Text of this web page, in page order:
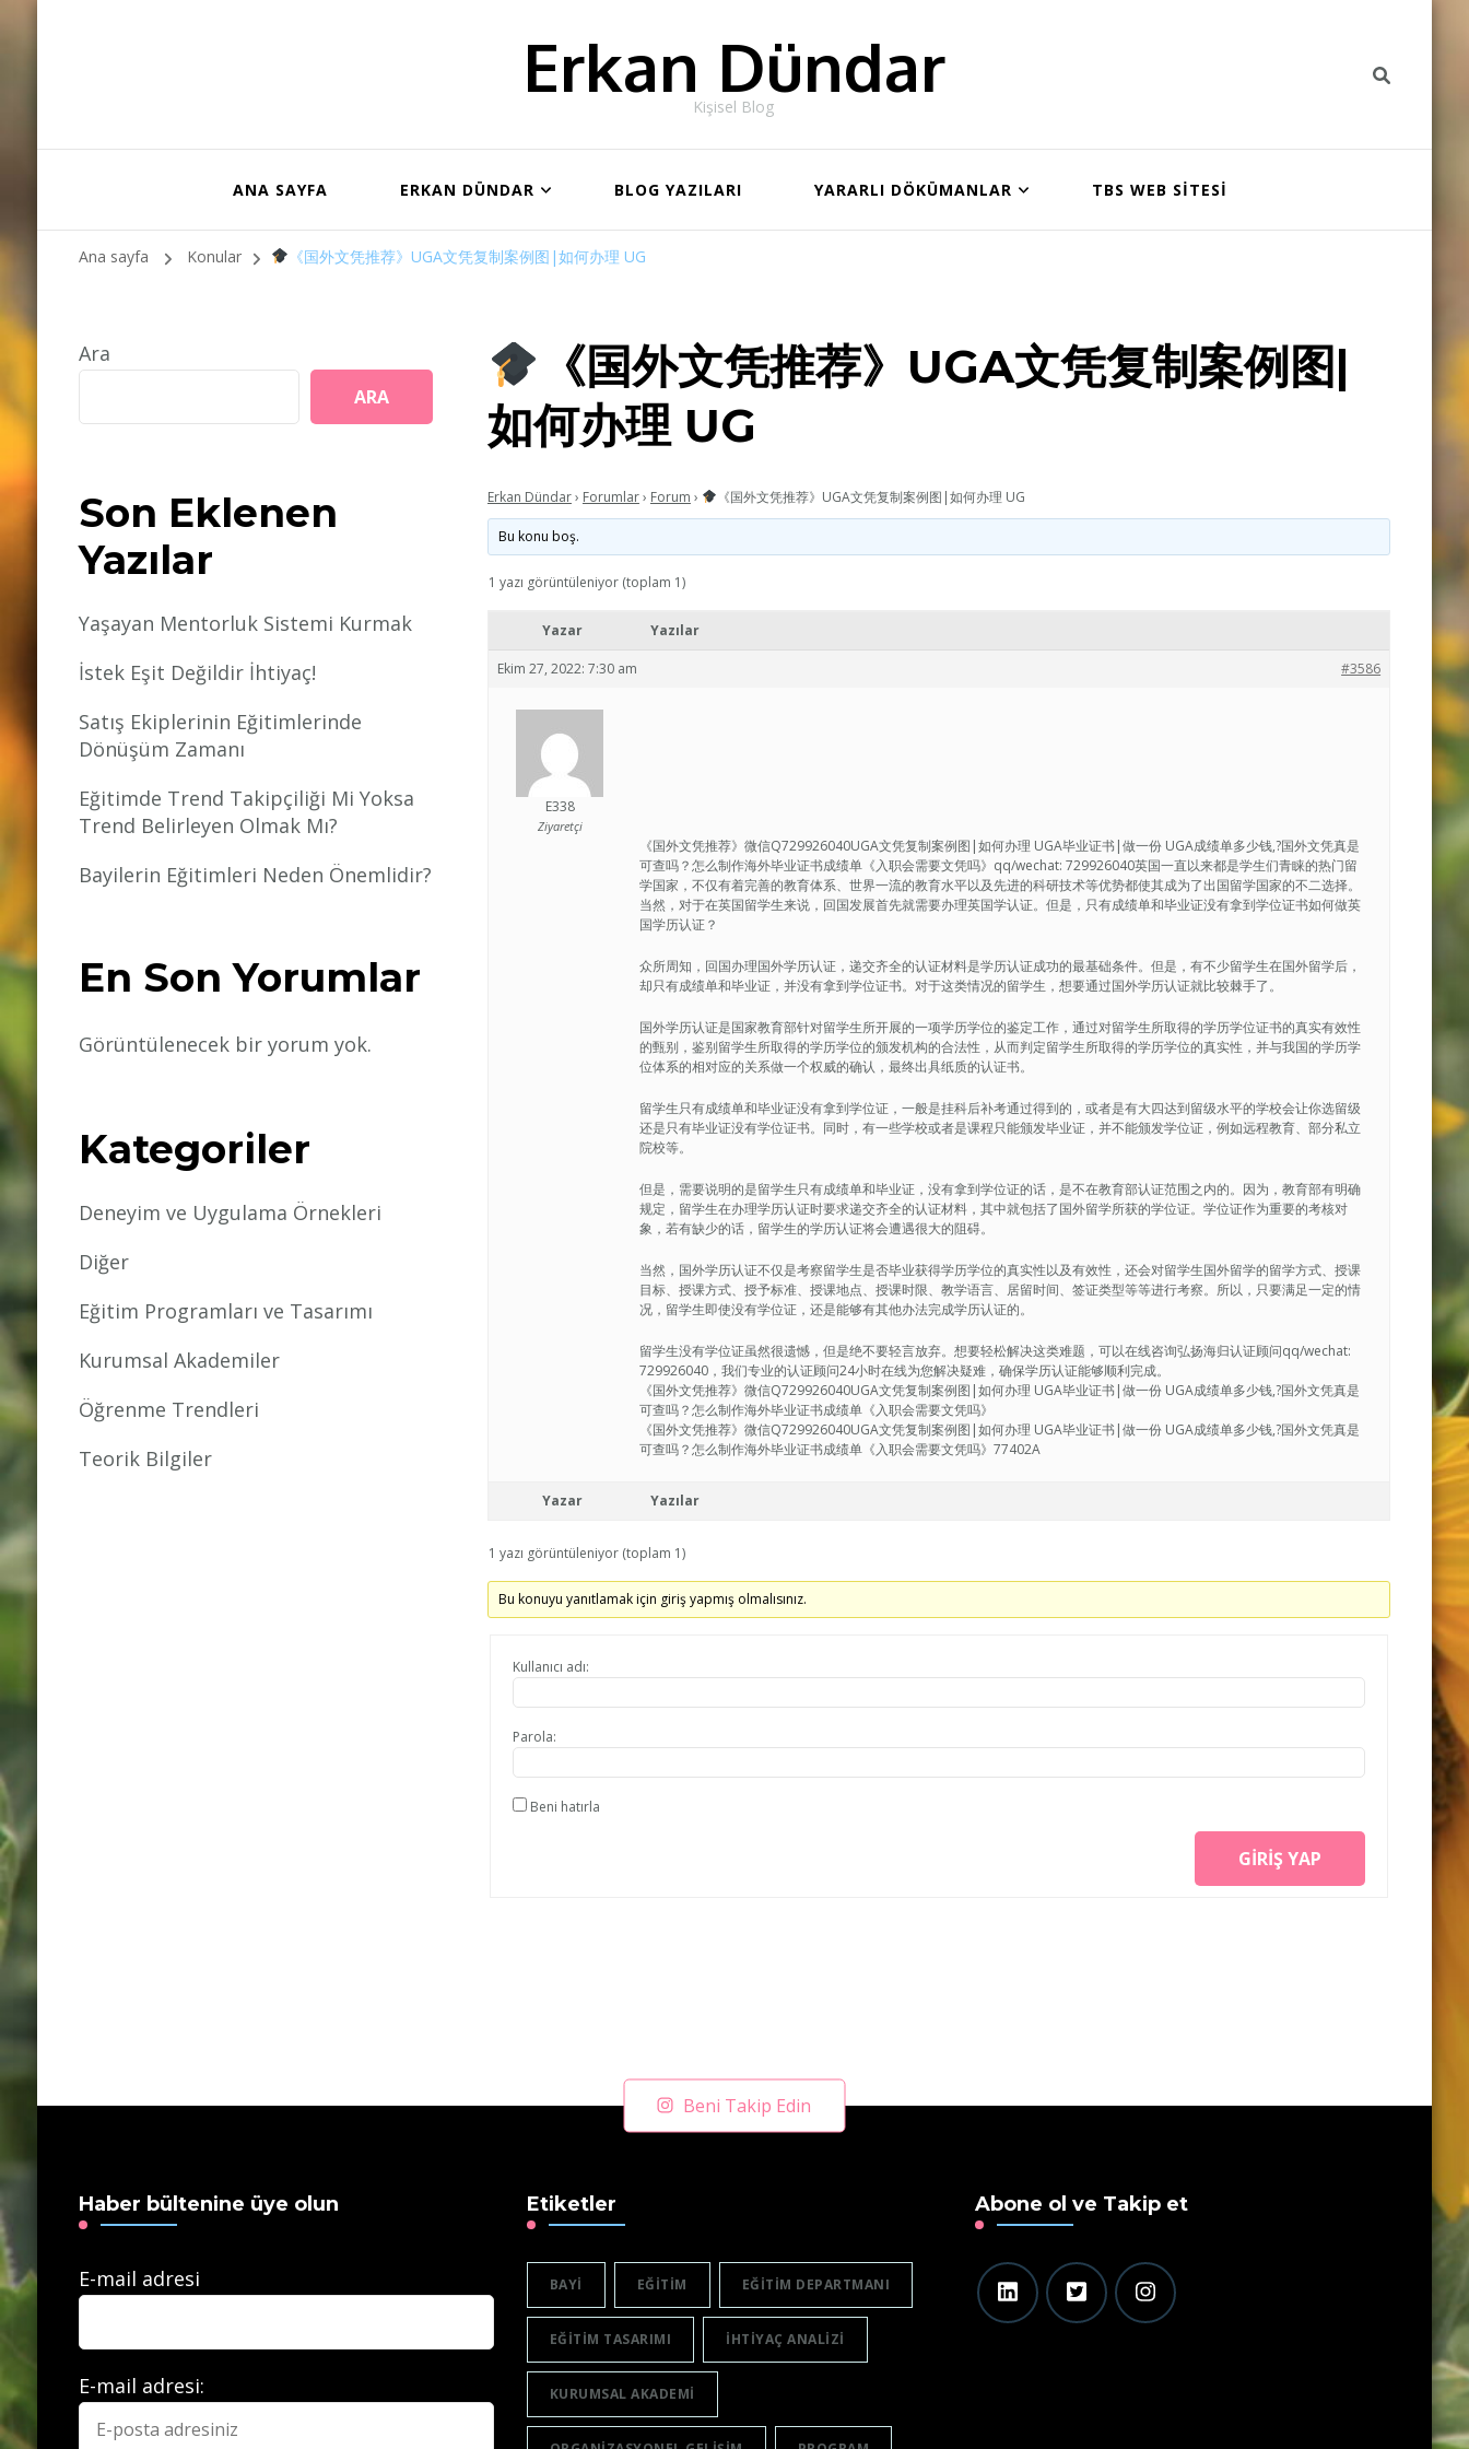
Erkan Dündar
Kişisel Blog
ANA SAYFA ERKAN DÜNDAR BLOG YAZILARI YARARLI DÖKÜMANLAR TBS WEB SİTESİ
Ana sayfa Konular 《国外文凭推荐》UGA文凭复制案例图|如何办理 UG
《国外文凭推荐》UGA文凭复制案例图|
如何办理 UG
Erkan Dündar› Forumlar› Forum › 《国外文凭推荐》UGA文凭复制案例图|如何办理 UG
Bu konu boş.
1 yazı görüntüleniyor (toplam 1)
Yazar Yazılar
Ekim 27, 2022: 7:30 am #3586
E338
Ziyaretçi
《国外文凭推荐》微信Q729926040UGA文凭复制案例图|如何办理 UGA毕业证书|做一份 UGA成绩单多少钱,?国外文凭真是
可查吗？怎么制作海外毕业证书成绩单《入职会需要文凭吗》qq/wechat: 729926040英国一直以来都是学生们青睐的热门留
学国家，不仅有着完善的教育体系、世界一流的教育水平以及先进的科研技术等优势都使其成为了出国留学国家的不二选择。
当然，对于在英国留学生来说，回国发展首先就需要办理英国学认证。但是，只有成绩单和毕业证没有拿到学位证书如何做英
国学历认证？
众所周知，回国办理国外学历认证，递交齐全的认证材料是学历认证成功的最基础条件。但是，有不少留学生在国外留学后，
却只有成绩单和毕业证，并没有拿到学位证书。对于这类情况的留学生，想要通过国外学历认证就比较棘手了。
国外学历认证是国家教育部针对留学生所开展的一项学历学位的鉴定工作，通过对留学生所取得的学历学位证书的真实有效性
的甄别，鉴别留学生所取得的学历学位的颁发机构的合法性，从而判定留学生所取得的学历学位的真实性，并与我国的学历学
位体系的相对应的关系做一个权威的确认，最终出具纸质的认证书。
留学生只有成绩单和毕业证没有拿到学位证，一般是挂科后补考通过得到的，或者是有大四达到留级水平的学校会让你选留级
还是只有毕业证没有学位证书。同时，有一些学校或者是课程只能颁发毕业证，并不能颁发学位证，例如远程教育、部分私立
院校等。
但是，需要说明的是留学生只有成绩单和毕业证，没有拿到学位证的话，是不在教育部认证范围之内的。因为，教育部有明确
规定，留学生在办理学历认证时要求递交齐全的认证材料，其中就包括了国外留学所获的学位证。学位证作为重要的考核对
象，若有缺少的话，留学生的学历认证将会遭遇很大的阻碍。
当然，国外学历认证不仅是考察留学生是否毕业获得学历学位的真实性以及有效性，还会对留学生国外留学的留学方式、授课
目标、授课方式、授予标准、授课地点、授课时限、教学语言、居留时间、签证类型等等进行考察。所以，只要满足一定的情
况，留学生即使没有学位证，还是能够有其他办法完成学历认证的。
留学生没有学位证虽然很遗憾，但是绝不要轻言放弃。想要轻松解决这类难题，可以在线咨询弘扬海归认证顾问qq/wechat:
729926040，我们专业的认证顾问24小时在线为您解决疑难，确保学历认证能够顺利完成。
《国外文凭推荐》微信Q729926040UGA文凭复制案例图|如何办理 UGA毕业证书|做一份 UGA成绩单多少钱,?国外文凭真是
可查吗？怎么制作海外毕业证书成绩单《入职会需要文凭吗》
《国外文凭推荐》微信Q729926040UGA文凭复制案例图|如何办理 UGA毕业证书|做一份 UGA成绩单多少钱,?国外文凭真是
可查吗？怎么制作海外毕业证书成绩单《入职会需要文凭吗》77402A
Yazar Yazılar
1 yazı görüntüleniyor (toplam 1)
Bu konuyu yanıtlamak için giriş yapmış olmalısınız.
Kullanıcı adı:
Parola:
Beni hatırla
GIRIŞ YAP
Ara
ARA
Son Eklenen
Yazılar
Yaşayan Mentorluk Sistemi Kurmak
İstek Eşit Değildir İhtiyaç!
Satış Ekiplerinin Eğitimlerinde
Dönüşüm Zamanı
Eğitimde Trend Takipçiliği Mi Yoksa
Trend Belirleyen Olmak Mı?
Bayilerin Eğitimleri Neden Önemlidir?
En Son Yorumlar
Görüntülenecek bir yorum yok.
Kategoriler
Deneyim ve Uygulama Örnekleri
Diğer
Eğitim Programları ve Tasarımı
Kurumsal Akademiler
Öğrenme Trendleri
Teorik Bilgiler
Beni Takip Edin
Haber bültenine üye olun
E-mail adresi
E-mail adresi:
Etiketler
BAYI EĞITIM EĞITIM DEPARTMANI
EĞITIM TASARIMI IHTIYAÇ ANALIZI
KURUMSAL AKADEMI
Abone ol ve Takip et